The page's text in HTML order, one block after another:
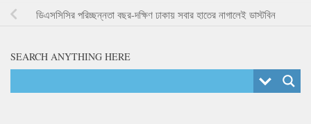
ডিএসসিসির পরিচ্ছন্নতা বছর-দক্ষিণ ঢাকায় সবার হাতের নাগালেই ডাস্টবিন
SEARCH ANYTHING HERE